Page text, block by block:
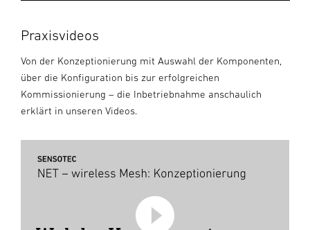
Praxisvideos
Von der Konzeptionierung mit Auswahl der Komponenten,
über die Konfiguration bis zur erfolgreichen
Kommissionierung – die Inbetriebnahme anschaulich
erklärt in unseren Videos.